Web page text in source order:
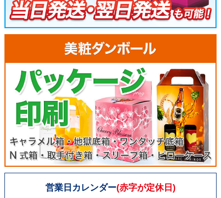
営業日カレンダー(赤字が定休日)